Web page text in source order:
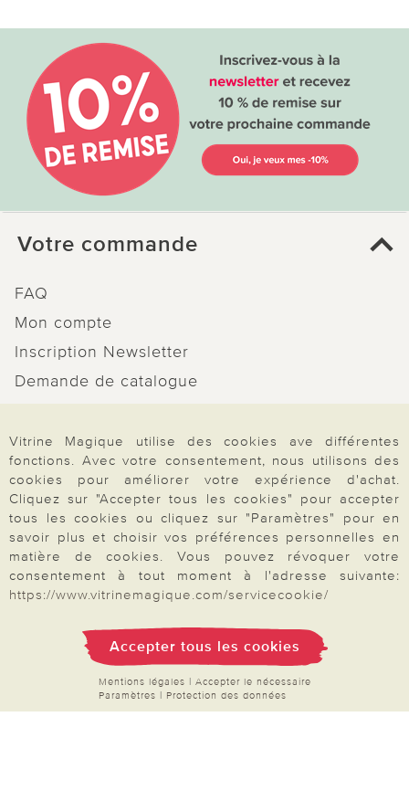
Votre commande
FAQ
Mon compte
Inscription Newsletter
Demande de catalogue
Droit de rétractation
Rétractation
Paiement & Livraison
À propos de nous
Besoin d'aide?
Vitrine Magique utilise des cookies ave différentes
fonctions. Avec votre consentement, nous utilisons des
cookies pour améliorer votre expérience d'achat.
Cliquez sur "Accepter tous les cookies" pour accepter
tous les cookies ou cliquez sur "Paramètres" pour en
savoir plus et choisir vos préférences personnelles en
matière de cookies. Vous pouvez révoquer votre
consentement à tout moment à l'adresse suivante:
https://www.vitrinemagique.com/servicecookie/
Accepter tous les cookies
Mentions légales | Accepter le nécessaire
Paramètres | Protection des données